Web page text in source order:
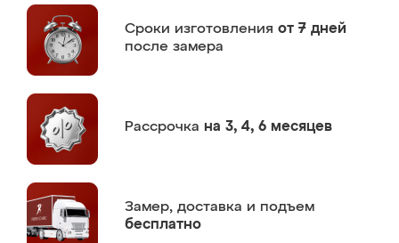
Сроки изготовления от 7 дней
после замера
Рассрочка на 3, 4, 6 месяцев
Замер, доставка и подъем
бесплатно